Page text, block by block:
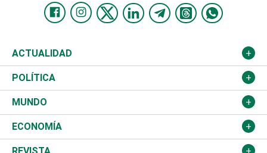
ACTUALIDAD
Nacional
Ciudad
Educación
Salud
POLÍTICA
Partidos
JCE
TSE
MUNDO
Estados Unidos
América Latina
ECONOMÍA